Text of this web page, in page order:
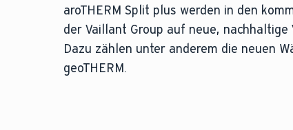
aroTHERM Split plus werden in den
der Vaillant Group auf neue,
Dazu zählen unter anderem die neuen
geoTHERM.